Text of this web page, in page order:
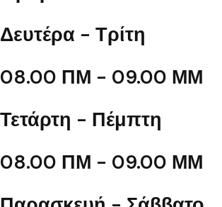
Δευτέρα - Τρίτη
08.00 ΠΜ - 09.00 ΜΜ
Τετάρτη - Πέμπτη
08.00 ΠΜ - 09.00 ΜΜ